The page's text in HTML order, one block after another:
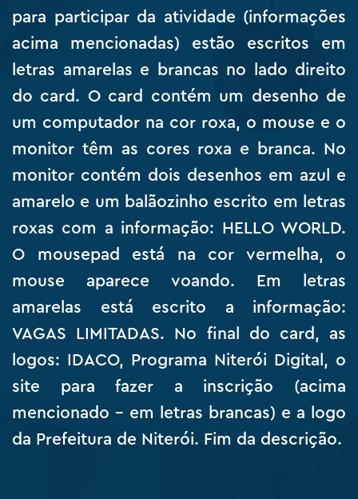
para participar da atividade (informações
acima mencionadas) estão escritos em
letras amarelas e brancas no lado direito
do card. O card contém um desenho de
um computador na cor roxa, o mouse e o
monitor têm as cores roxa e branca. No
monitor contém dois desenhos em azul e
amarelo e um balãozinho escrito em letras
roxas com a informação: HELLO WORLD.
O mousepad está na cor vermelha, o
mouse aparece voando. Em letras
amarelas está escrito a informação:
VAGAS LIMITADAS. No final do card, as
logos: IDACO, Programa Niterói Digital, o
site para fazer a inscrição (acima
mencionado – em letras brancas) e a logo
da Prefeitura de Niterói. Fim da descrição.